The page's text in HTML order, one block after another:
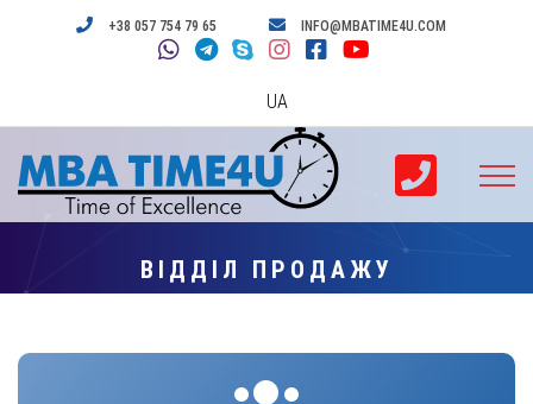
+38 057 754 79 65 INFO@MBATIME4U.COM
UA
ВІДДІЛ ПРОДАЖУ